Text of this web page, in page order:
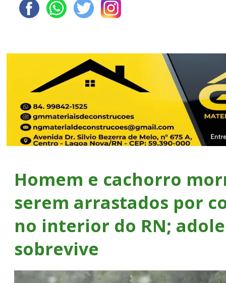
Homem e cachorro
serem arrastados por
no interior do RN;
sobrevive